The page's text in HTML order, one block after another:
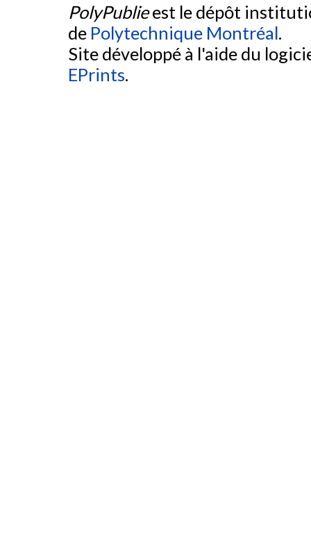
PolyPublieest le dépôt
de Polytechnique Montréal.
Site développé à l'aide du
EPrints.